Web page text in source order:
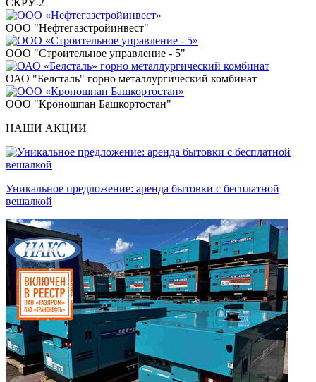
ООО "Нефтегазстройинвест"
ООО "Строительное управление - 5"
ОАО "Белсталь" горно металлургический комбинат
ООО "Кроношпан Башкортостан"
НАШИ АКЦИИ
Уникальное предложение: аренда бытовки с бесплатной
вешалкой